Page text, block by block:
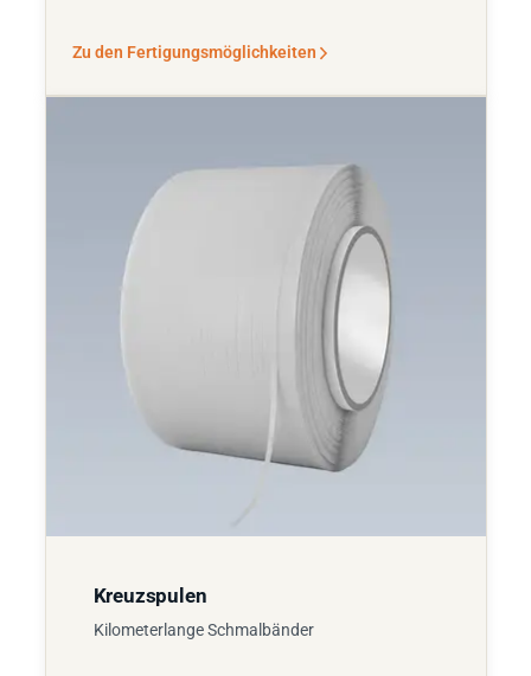
Zu den Fertigungsmöglichkeiten
Kreuzspulen
Kilometerlange Schmalbänder